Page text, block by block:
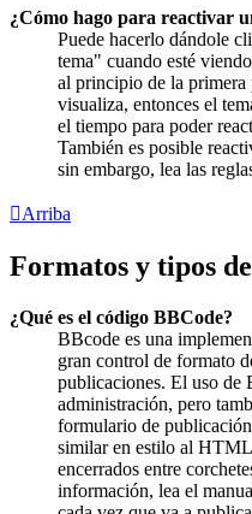
¿Cómo hago para reactivar
Puede hacerlo dándole
tema" cuando esté
al principio de la
visualiza, entonces el
el tiempo para poder
También es posible
sin embargo, lea las
Arriba
Formatos y tipos
¿Qué es el código BBCode?
BBcode es una
gran control de formato
publicaciones. El uso de
administración, pero
formulario de
similar en estilo al
encerrados entre
información, lea el